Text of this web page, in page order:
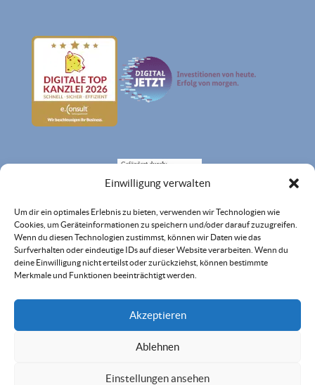
Einwilligung verwalten
Um dir ein optimales Erlebnis zu bieten, verwenden wir Technologien wie
Cookies, um Geräteinformationen zu speichern und/oder darauf zuzugreifen.
Wenn du diesen Technologien zustimmst, können wir Daten wie das
Surfverhalten oder eindeutige IDs auf dieser Website verarbeiten. Wenn du
deine Einwilligung nicht erteilst oder zurückziehst, können bestimmte
Merkmale und Funktionen beeinträchtigt werden.
Akzeptieren
Ablehnen
Einstellungen ansehen